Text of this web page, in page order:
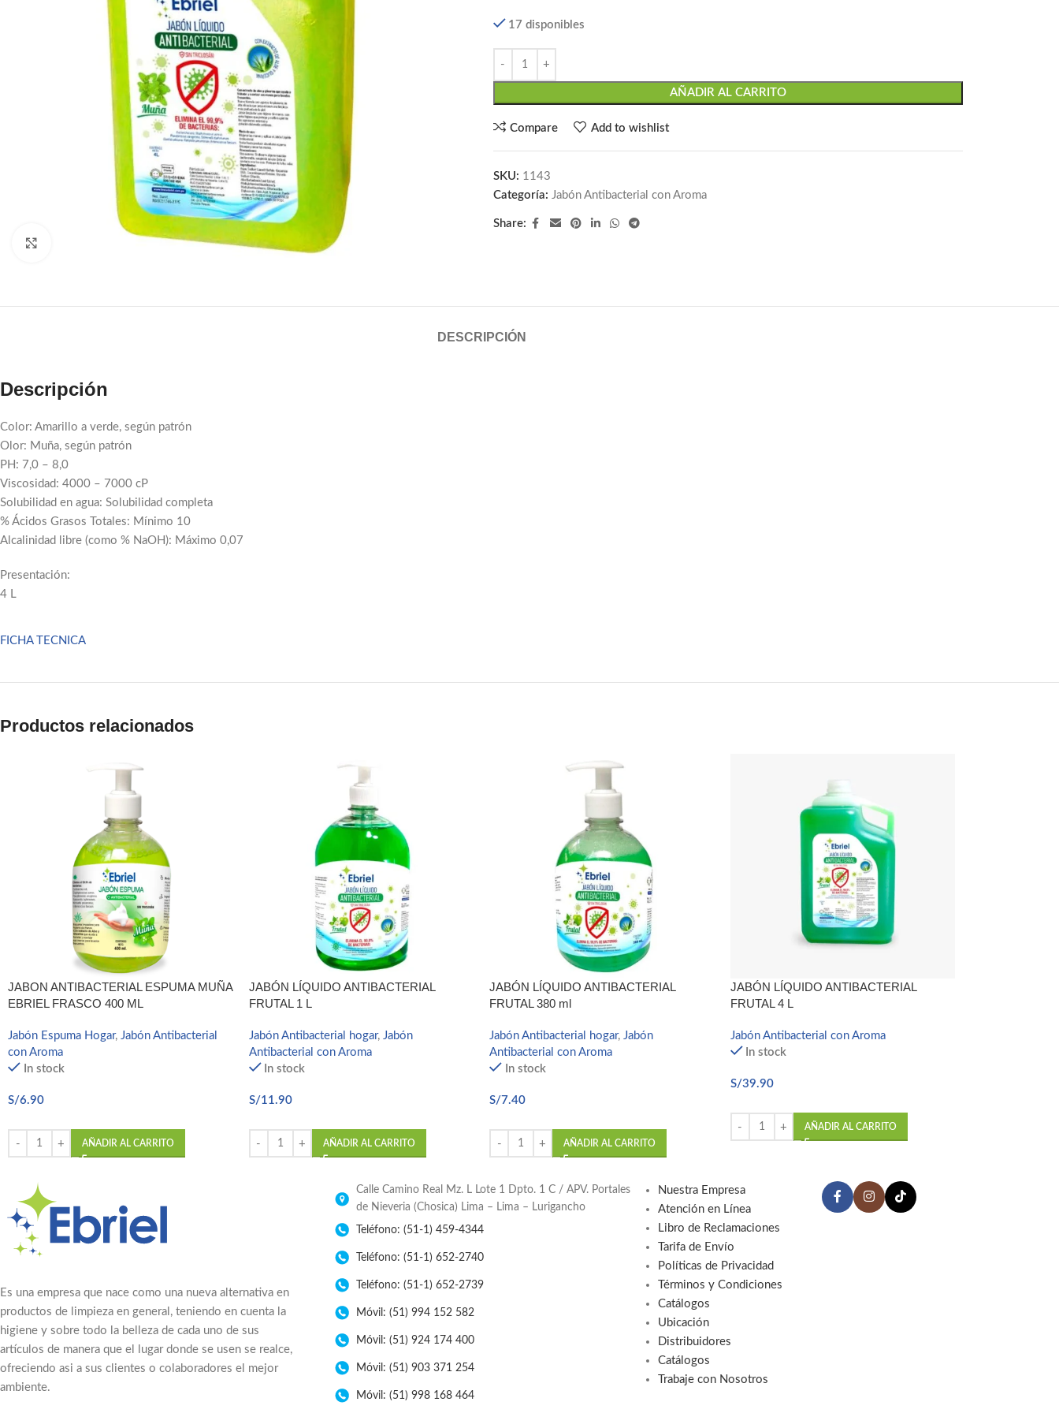
17 disponibles
AÑADIR AL CARRITO
Compare Add to wishlist
SKU: 1143
Categoría: Jabón Antibacterial con Aroma
Share:
DESCRIPCIÓN
Descripción
Color: Amarillo a verde, según patrón
Olor: Muña, según patrón
PH: 7,0 – 8,0
Viscosidad: 4000 – 7000 cP
Solubilidad en agua: Solubilidad completa
% Ácidos Grasos Totales: Mínimo 10
Alcalinidad libre (como % NaOH): Máximo 0,07
Presentación:
4 L
FICHA TECNICA
Productos relacionados
JABON ANTIBACTERIAL ESPUMA MUÑA
EBRIEL FRASCO 400 ML
Jabón Espuma Hogar, Jabón Antibacterial
con Aroma
In stock
S/6.90
AÑADIR AL CARRITO
JABÓN LÍQUIDO ANTIBACTERIAL
FRUTAL 1 L
Jabón Antibacterial hogar, Jabón
Antibacterial con Aroma
In stock
S/11.90
AÑADIR AL CARRITO
JABÓN LÍQUIDO ANTIBACTERIAL
FRUTAL 380 ml
Jabón Antibacterial hogar, Jabón
Antibacterial con Aroma
In stock
S/7.40
AÑADIR AL CARRITO
JABÓN LÍQUIDO ANTIBACTERIAL
FRUTAL 4 L
Jabón Antibacterial con Aroma
In stock
S/39.90
AÑADIR AL CARRITO
Es una empresa que nace como una nueva alternativa en
productos de limpieza en general, teniendo en cuenta la
higiene y sobre todo la belleza de cada uno de sus
artículos de manera que el lugar donde se usen se realce,
ofreciendo asi a sus clientes o colaboradores el mejor
ambiente.
Calle Camino Real Mz. L Lote 1 Dpto. 1 C / APV. Portales
de Nieveria (Chosica) Lima – Lima – Lurigancho
Teléfono: (51-1) 459-4344
Teléfono: (51-1) 652-2740
Teléfono: (51-1) 652-2739
Móvil: (51) 994 152 582
Móvil: (51) 924 174 400
Móvil: (51) 903 371 254
Móvil: (51) 998 168 464
Nuestra Empresa
Atención en Línea
Libro de Reclamaciones
Tarifa de Envío
Políticas de Privacidad
Términos y Condiciones
Catálogos
Ubicación
Distribuidores
Catálogos
Trabaje con Nosotros
Pinterest